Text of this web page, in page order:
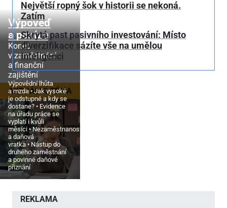
REKLAMA
AKTUÁLNÍ TÉMA
Výpověď
a peníze
Konec
v zaměstnání
a finanční
zajištění
Výpovědní lhůta
a mzda
Jak vysoké
je odstupné a kdy se
dostane?
Evidence
na úřadu práce se
vyplatí i kvůli
měsíci
Nezaměstnanost
a daňová
vratka
Nástup do
druhého zaměstnání
a povinné daňové
přiznání
Největší ropný šok v historii se nekoná.
Zatím
Skrytá past pasivního investování: Místo
diverzifikace sázíte vše na umělou
inteligenci